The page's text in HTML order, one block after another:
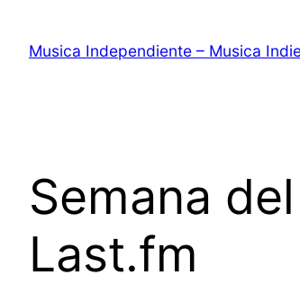
contenido
Musica Independiente – Musica
Semana
Last.fm